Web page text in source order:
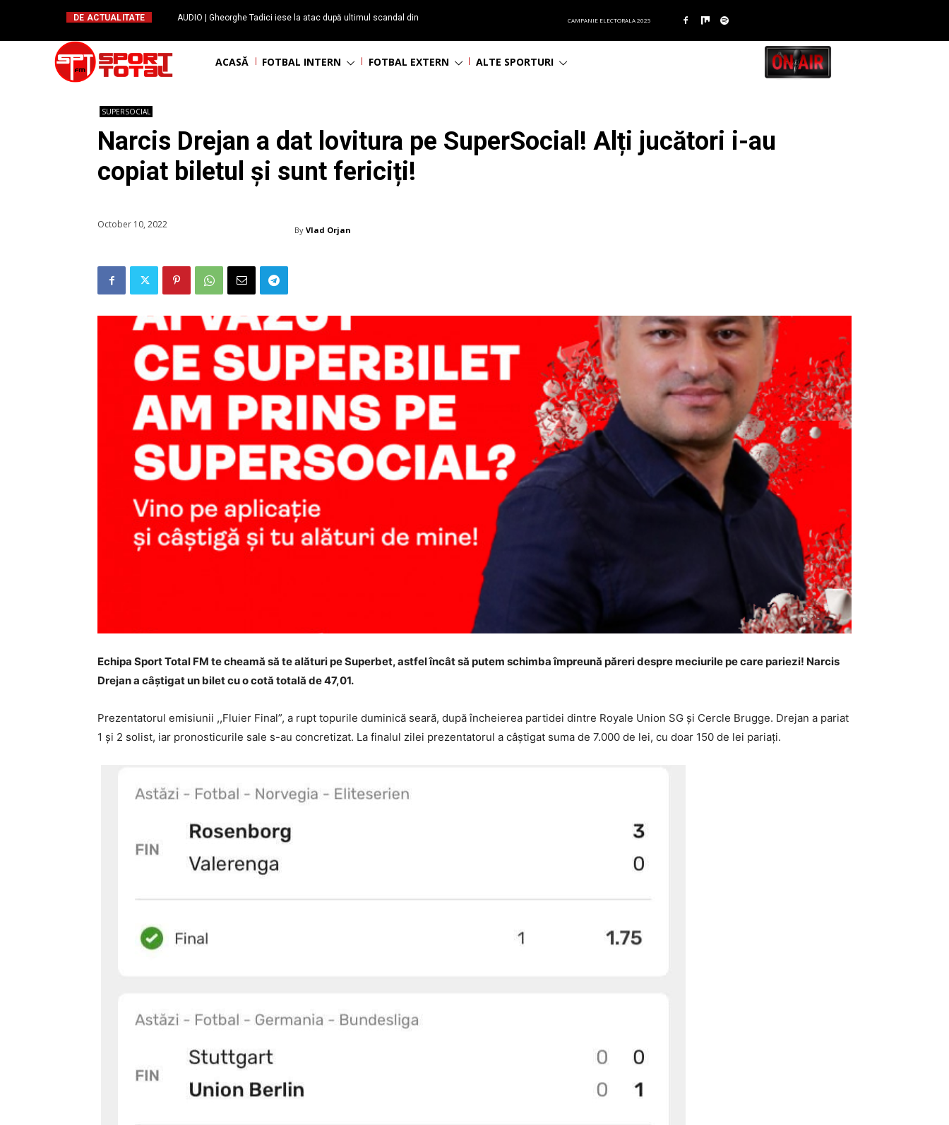
DE ACTUALITATE
AUDIO | Gheorghe Tadici iese la atac după ultimul scandal din
CAMPANIE ELECTORALA 2025
ACASĂ FOTBAL INTERN FOTBAL EXTERN ALTE SPORTURI
SUPERSOCIAL
Narcis Drejan a dat lovitura pe SuperSocial! Alți jucători i-au
copiat biletul și sunt fericiți!
October 10, 2022 By Vlad Orjan
Echipa Sport Total FM te cheamă să te alături pe Superbet, astfel încât să putem schimba împreună păreri despre meciurile pe care pariezi! Narcis
Drejan a câștigat un bilet cu o cotă totală de 47,01.
Prezentatorul emisiunii ,,Fluier Final”, a rupt topurile duminică seară, după încheierea partidei dintre Royale Union SG și Cercle Brugge. Drejan a pariat
1 și 2 solist, iar pronosticurile sale s-au concretizat. La finalul zilei prezentatorul a câștigat suma de 7.000 de lei, cu doar 150 de lei pariați.